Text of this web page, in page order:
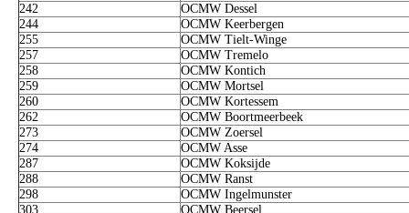
242
OCMW Dessel
244
OCMW Keerbergen
255
OCMW Tielt-Winge
257
OCMW Tremelo
258
OCMW Kontich
259
OCMW Mortsel
260
OCMW Kortessem
262
OCMW Boortmeerbeek
273
OCMW Zoersel
274
OCMW Asse
287
OCMW Koksijde
288
OCMW Ranst
298
OCMW Ingelmunster
303
OCMW Beersel